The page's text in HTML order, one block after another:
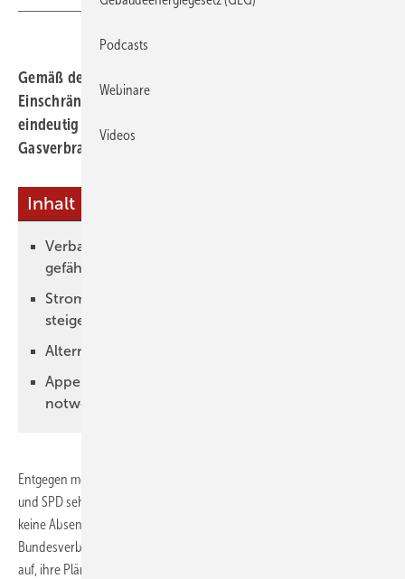
Gemäß des Bundesverbandes Wärmepumpe ist die
Einschränkung der angekündigten Steuersenkung
eindeutig das falsche Signal. Auch weil so zugleich
Gasverbraucher begünstigt werden.
Inhalt
Verband sieht Akzeptanz und Glaubwürdigkeit
gefährdet
Strompreisentlastung als Kompensation für
steigende CO2-Kosten
Alternativen zur Stromsteuerreform
Appell an die Bundesregierung: Kurskorrektur
notwendig
Entgegen monatelangen Ankündigungen und Zusagen aus CDU/CSU
und SPD sehen die haushaltspolitischen Eckpunkte für 2026 bis 2029
keine Absenkung der Stromsteuer für alle Verbrauchende vor. Der
Bundesverband Wärmepumpe (BWP) ruft die Bundesregierung dazu
auf, ihre Pläne schnellstmöglich zu überdenken. Mit Blick auf den
Podcasts
Webinare
Videos